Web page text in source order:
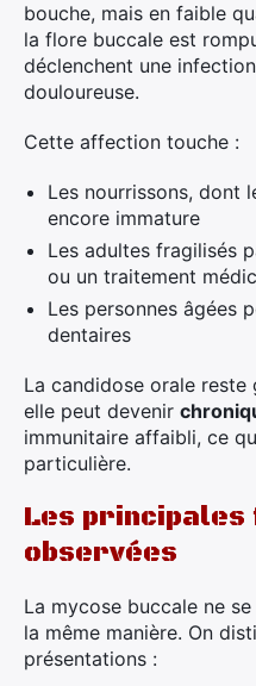
bouche, mais en faible
la flore buccale est
déclenchent une
douloureuse.
Cette affection touche :
Les nourrissons, dont
encore immature
Les adultes fragilisés
ou un traitement
Les personnes âgées
dentaires
La candidose orale reste
elle peut devenir
immunitaire affaibli, ce
particulière.
Les
observées
La mycose buccale ne
la même manière. On
présentations :